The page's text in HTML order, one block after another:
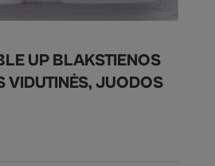
UP BLAKSTIENOS
VIDUTINĖS, JUODOS